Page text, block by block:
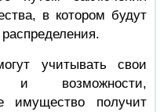
в котором будут
учитывать свои
и возможности,
имущество получит